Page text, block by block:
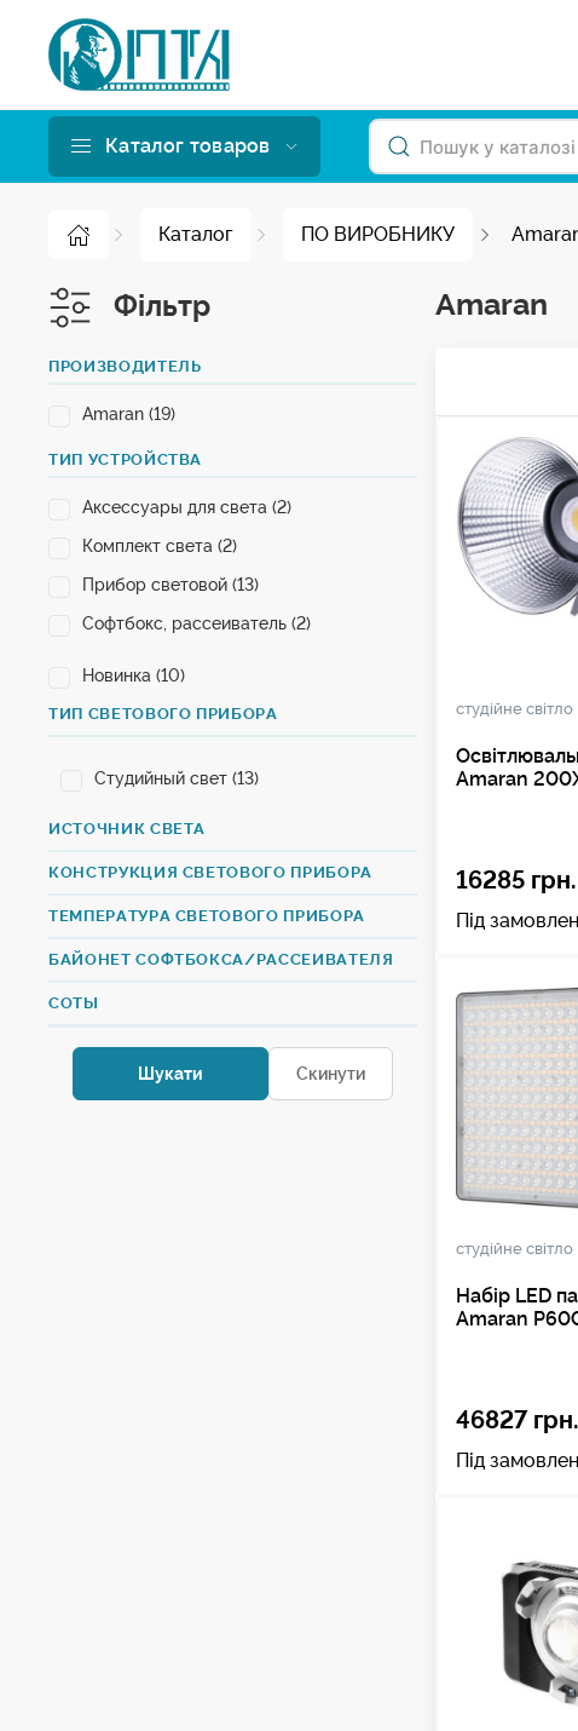
Каталог товаров
Каталог ПО ВИРОБНИКУ
Фільтр
ПРОИЗВОДИТЕЛЬ
Amaran (19)
ТИП УСТРОЙСТВА
Аксессуары для света (2)
Комплект света (2)
Прибор световой (13)
Софтбокс, рассеиватель (2)
Новинка (10)
ТИП СВЕТОВОГО ПРИБОРА
Студийный свет (13)
ИСТОЧНИК СВЕТА
КОНСТРУКЦИЯ СВЕТОВОГО ПРИБОРА
ТЕМПЕРАТУРА СВЕТОВОГО ПРИБОРА
БАЙОНЕТ СОФТБОКСА/РАССЕИВАТЕЛЯ
СОТЫ
Amaran
студійне світло
Amaran
16285 грн.
Під
студійне світло
Набір LED
Amaran
46827 грн.
Під